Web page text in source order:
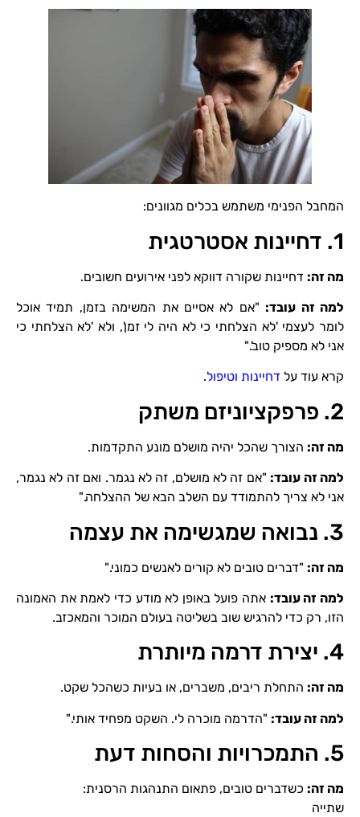
המחבל הפנימי משתמש בכלים מגוונים:
1. דחיינות אסטרטגית
מה זה: דחיינות שקורה דווקא לפני אירועים חשובים.
למה זה עובד: "אם לא אסיים את המשימה בזמן, תמיד אוכל
לומר לעצמי 'לא הצלחתי כי לא היה לי זמן', ולא 'לא הצלחתי כי
אני לא מספיק טוב'."
קרא עוד על דחיינות וטיפול.
2. פרפקציוניזם משתק
מה זה: הצורך שהכל יהיה מושלם מונע התקדמות.
למה זה עובד: "אם זה לא מושלם, זה לא נגמר. ואם זה לא נגמר,
אני לא צריך להתמודד עם השלב הבא של ההצלחה."
3. נבואה שמגשימה את עצמה
מה זה: "דברים טובים לא קורים לאנשים כמוני."
למה זה עובד: אתה פועל באופן לא מודע כדי לאמת את האמונה
הזו, רק כדי להרגיש שוב בשליטה בעולם המוכר והמאכזב.
4. יצירת דרמה מיותרת
מה זה: התחלת ריבים, משברים, או בעיות כשהכל שקט.
למה זה עובד: "הדרמה מוכרה לי. השקט מפחיד אותי."
5. התמכרויות והסחות דעת
מה זה: כשדברים טובים, פתאום התנהגות הרסנית:
שתייה